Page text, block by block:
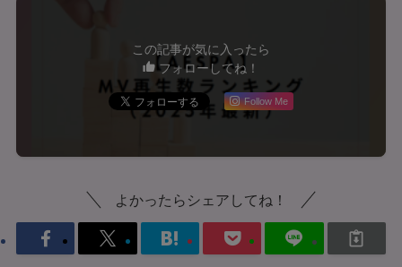
この記事が気に入ったら
フォローしてね！
Follow Me
よかったらシェアしてね！